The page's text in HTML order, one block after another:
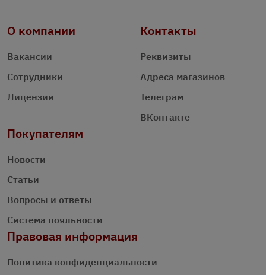
О компании
Вакансии
Сотрудники
Лицензии
Контакты
Реквизиты
Адреса магазинов
Телеграм
ВКонтакте
Покупателям
Новости
Статьи
Вопросы и ответы
Система лояльности
Правовая информация
Политика конфиденциальности